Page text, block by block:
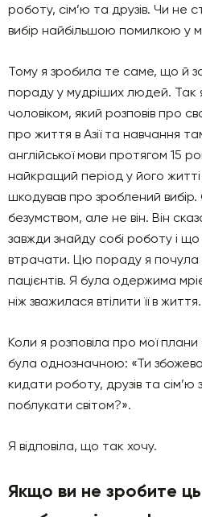
роботу, сім’ю та друзів. Чи не
вибір найбільшою помилкою у
Тому я зробила те саме, що й
пораду у мудріших людей. Так
чоловіком, який розповів про
про життя в Азії та навчання
англійської мови протягом 15
найкращий період у його житті
шкодував про зроблений вибір.
безумством, але не він. Він
завжди знайду собі роботу і
втрачати. Цю пораду я почула
пацієнтів. Я була одержима
ніж зважилася втілити її в життя.
Коли я розповіла про мої плани
була однозначною: «Ти
кидати роботу, друзів та
поблукати світом?».
Я відповіла, що так хочу.
Якщо ви не зробите